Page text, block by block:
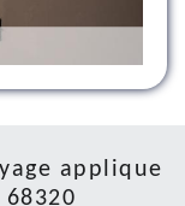
applique